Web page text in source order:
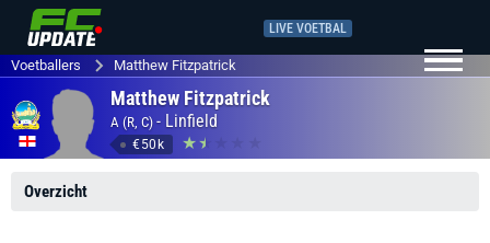
LIVE VOETBAL
Voetballers Matthew Fitzpatrick
Matthew Fitzpatrick
A (R, C) - Linfield
€50k
Overzicht